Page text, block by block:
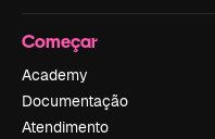
Começar
Academy
Documentação
Atendimento